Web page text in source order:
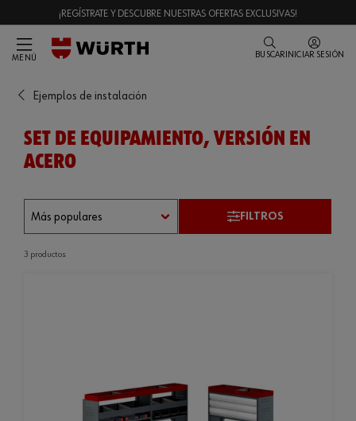
¡REGÍSTRATE Y DESCUBRE NUESTRAS OFERTAS EXCLUSIVAS!
MENÚ BUSCAR INICIAR SESIÓN
Ejemplos de instalación
SET DE EQUIPAMIENTO, VERSIÓN EN
ACERO
FILTROS
3 productos